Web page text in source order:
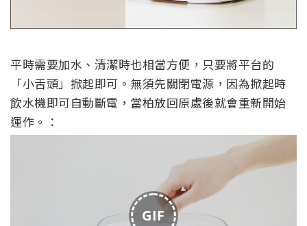
平時需要加水、清潔時也相當方便，只要將平台的
「小舌頭」掀起即可。無須先關閉電源，因為掀起時
飲水機即可自動斷電，當柏放回原處後就會重新開始
運作。：
GIF